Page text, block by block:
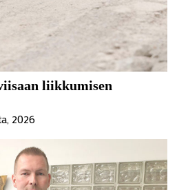
liikkumisen
2026